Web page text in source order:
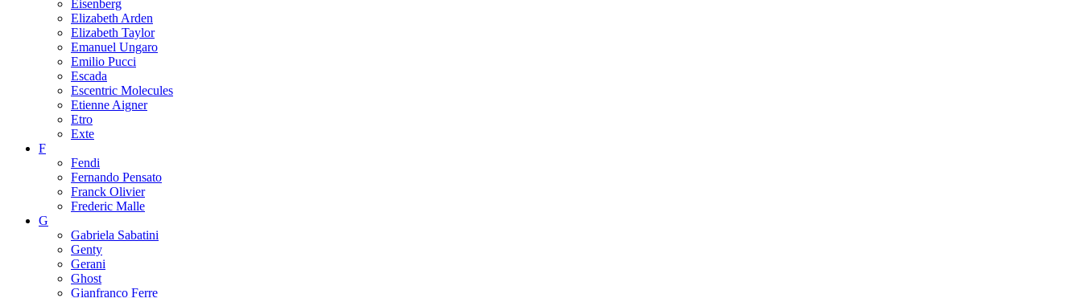
Eisenberg
Elizabeth Arden
Elizabeth Taylor
Emanuel Ungaro
Emilio Pucci
Escada
Escentric Molecules
Etienne Aigner
Etro
Exte
F
Fendi
Fernando Pensato
Franck Olivier
Frederic Malle
G
Gabriela Sabatini
Genty
Gerani
Ghost
Gianfranco Ferre